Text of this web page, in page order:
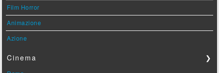
Film Horror
Animazione
Azione
Cinema ❯